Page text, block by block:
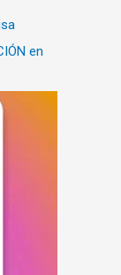
en